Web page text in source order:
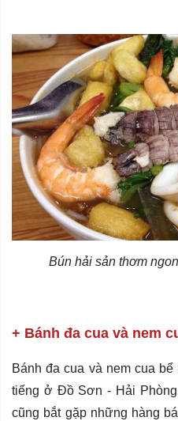
Bún hải sản thơm
+ Bánh đa cua và nem
Bánh đa cua và nem cua
tiếng ở Đồ Sơn - Hải
cũng bắt gặp những hàng